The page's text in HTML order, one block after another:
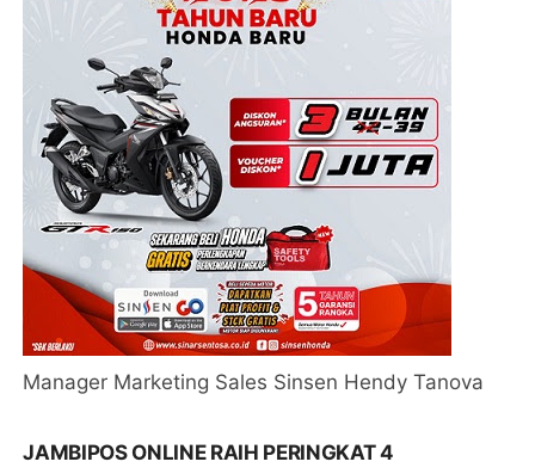
Manager Marketing Sales Sinsen Hendy Tanova
JAMBIPOS ONLINE RAIH PERINGKAT 4